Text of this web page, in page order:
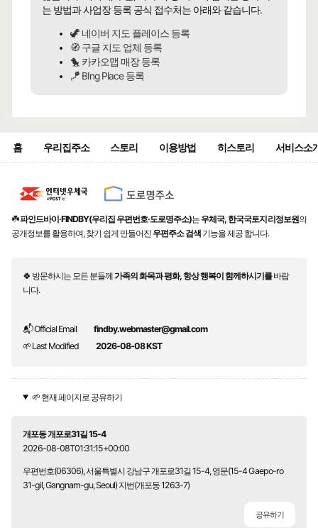
는 방법과 사업장 등록 공식 접수처는 아래와 같습니다.
🦖 네이버 지도 플레이스 등록
🧭 구글 지도 업체 등록
🐤 카카오맵 매장 등록
🪁 BIng Place 등록
홈 우리집주소 스토리 이용방법 히스토리 서비스소
☘️파인드바이·FINDBY(우리집 우편번호·도로명주소)는 우체국, 한국국토지리정보원의
공개정보를 활용하여, 찾기 쉽게 만들어진 우편주소 검색 기능을 제공 합니다.
🍀 방문하시는 모든 분들께가족의 화목과 평화, 항상 행복이 함께하시기를바랍
니다.
📬 Official Email
findby.webmaster@gmail.com
🌱 Last Modified
2026-08-08 KST
🌱 현재 페이지로 공유하기
개포동 개포로31길 15-4
2026-08-08T01:31:15+00:00
우편번호(06306), 서울특별시 강남구 개포로31길 15-4, 영문(15-4 Gaepo-ro
31-gil, Gangnam-gu, Seoul) 지번(개포동 1263-7)
공유하기